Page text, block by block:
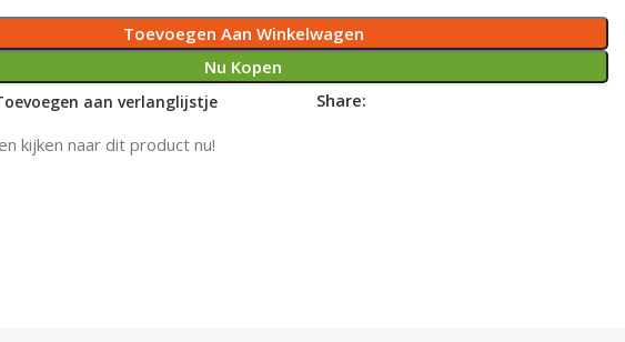
Toevoegen Aan Winkelwagen
Nu Kopen
aan verlanglijstje Share:
kijken naar dit product nu!